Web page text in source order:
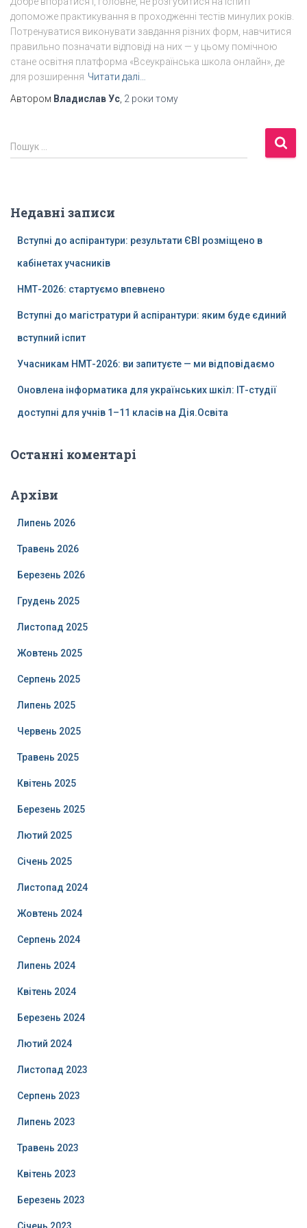
допоможе практикування в проходженні тестів минулих років.
Потренуватися виконувати завдання різних форм, навчитися
правильно позначати відповіді на них — у цьому помічною
стане освітня платформа «Всеукраїнська школа онлайн», де
для розширення Читати далі…
Автором Владислав Ус 2 роки тому
П
о
:
Пошук …
Недавні записи
Вступні до аспірантури: результати ЄВІ розміщено в
кабінетах учасників
НМТ-2026: стартуємо впевнено
Вступні до магістратури й аспірантури: яким буде єдиний
вступний іспит
Учасникам НМТ-2026: ви запитуєте — ми відповідаємо
Оновлена інформатика для українських шкіл: ІТ-студії
доступні для учнів 1–11 класів на Дія.Освіта
Останні коментарі
Архіви
Липень 2026
Травень 2026
Березень 2026
Грудень 2025
Листопад 2025
Жовтень 2025
Серпень 2025
Липень 2025
Червень 2025
Травень 2025
Квітень 2025
Березень 2025
Лютий 2025
Січень 2025
Листопад 2024
Жовтень 2024
Серпень 2024
Липень 2024
Квітень 2024
Березень 2024
Лютий 2024
Листопад 2023
Серпень 2023
Липень 2023
Травень 2023
Квітень 2023
Березень 2023